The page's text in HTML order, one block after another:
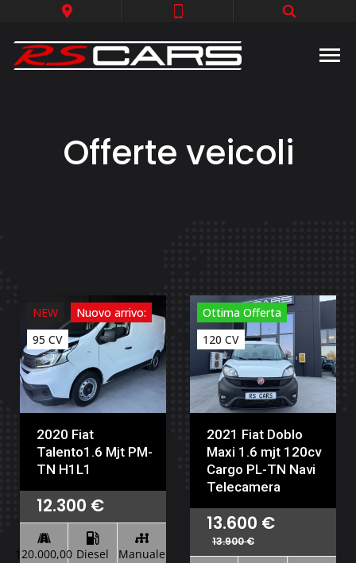
Offerte veicoli
NEW
Nuovo arrivo:
95 CV
2020 Fiat
Talento1.6 Mjt PM-
TN H1L1
12.300 €
120.000,00 Diesel Manuale
Ottima Offerta
120 CV
2021 Fiat Doblo
Maxi 1.6 mjt 120cv
Cargo PL-TN Navi
Telecamera
13.600 €
13.900€